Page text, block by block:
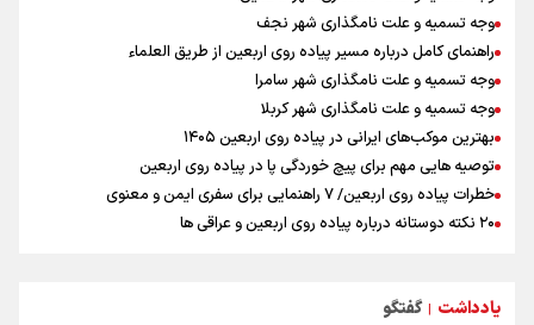
وجه تسمیه و علت نامگذاری شهر نجف
راهنمای کامل درباره مسیر پیاده روی اربعین از طریق العلماء
وجه تسمیه و علت نامگذاری شهر سامرا
وجه تسمیه و علت نامگذاری شهر کربلا
بهترین موکب‌های ایرانی در پیاده روی اربعین ۱۴۰۵
توصیه هایی مهم برای پیچ خوردگی پا در پیاده روی اربعین
خطرات پیاده روی اربعین/ ۷ راهنمایی برای سفری ایمن و معنوی
۲۰ نکته دوستانه درباره پیاده روی اربعین و عراقی ها
توصیه های کاربردی برای زائران در پیاده روی اربعین
یادداشت | گفتگو